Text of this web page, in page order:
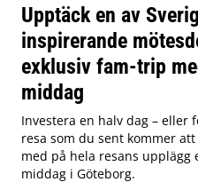
Upptäck en av
inspirerande
exklusiv fam-trip
middag
Investera en halv dag – eller
resa som du sent kommer
med på hela resans
middag i Göteborg.